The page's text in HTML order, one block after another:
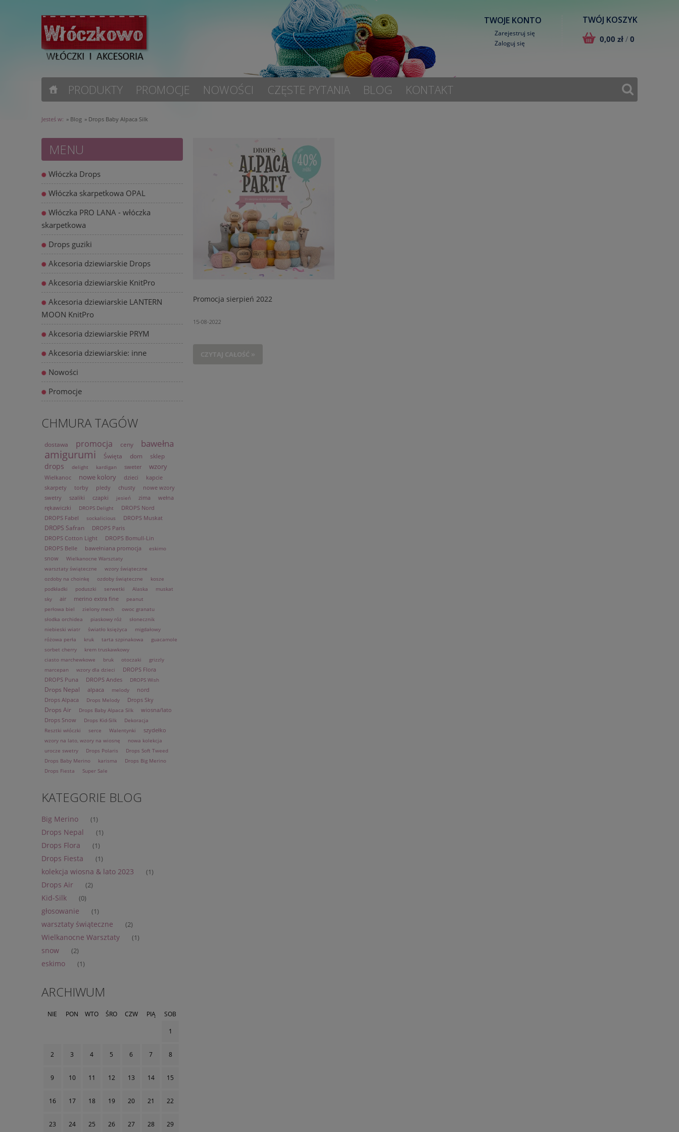
TWÓJ KOSZYK
0,00 zł / 0
TWOJE KONTO
Zarejestruj się
Zaloguj się
PRODUKTY PROMOCJE NOWOŚCI CZĘSTE PYTANIA BLOG KONTAKT
Jesteś w: » Blog » Drops Baby Alpaca Silk
MENU
Włóczka Drops
Włóczka skarpetkowa OPAL
Włóczka PRO LANA - włóczka
skarpetkowa
Drops guziki
Akcesoria dziewiarskie Drops
Akcesoria dziewiarskie KnitPro
Akcesoria dziewiarskie LANTERN
MOON KnitPro
Akcesoria dziewiarskie PRYM
Akcesoria dziewiarskie: inne
Nowości
Promocje
CHMURA TAGÓW
dostawa promocja ceny bawełna
amigurumi Święta dom sklep
drops delight kardigan sweter wzory
Wielkanoc nowe kolory dzieci
kapcie
skarpety
torby pledy chusty
nowe wzory
swetry
szaliki czapki jesień zima
wełna
rękawiczki
DROPS Delight
DROPS Nord
DROPS Fabel
sockalicious DROPS Muskat
DROPS Safran
DROPS Paris
DROPS Cotton Light
DROPS Bomull-Lin
DROPS Belle
bawełniana promocja eskimo
snow
Wielkanocne Warsztaty
warsztaty świąteczne
wzory świąteczne
ozdoby na choinkę
ozdoby świąteczne
kosze
podkładki
poduszki serwetki Alaska
muskat
sky
air merino extra fine
peanut
perłowa biel
zielony mech
owoc granatu
słodka orchidea
piaskowy róż
słonecznik
niebieski wiatr
światło księżyca
migdałowy
różowa perła
kruk tarta szpinakowa
guacamole
sorbet cherry
krem truskawkowy
ciasto marchewkowe
bruk otoczaki
grizzly
marcepan
wzory dla dzieci
DROPS Flora
DROPS Puna
DROPS Andes DROPS Wish
Drops Nepal alpaca melody
nord
Drops Alpaca
Drops Melody Drops Sky
Drops Air Drops Baby Alpaca Silk
wiosna/lato
Drops Snow
Drops Kid-Silk
Dekoracja
Resztki włóczki
serce Walentynki szydełko
wzory na lato, wzory na wiosnę
nowa kolekcja
urocze swetry
Drops Polaris
Drops Soft Tweed
Drops Baby Merino
karisma
Drops Big Merino
Drops Fiesta
Super Sale
KATEGORIE BLOG
Big Merino (1)
Drops Nepal (1)
Drops Flora (1)
Drops Fiesta (1)
kolekcja wiosna & lato 2023 (1)
Drops Air (2)
Kid-Silk (0)
głosowanie (1)
warsztaty świąteczne (2)
Wielkanocne Warsztaty (1)
snow (2)
eskimo (1)
ARCHIWUM
NIE PON WTO ŚRO CZW PIĄ
SOB
1
2 3 4 5 6 7 8
9 10 11 12 13 14 15
16 17 18 19 20 21 22
23 24 25 26 27 28 29
Promocja sierpień 2022
15-08-2022
CZYTAJ CAŁOŚĆ »